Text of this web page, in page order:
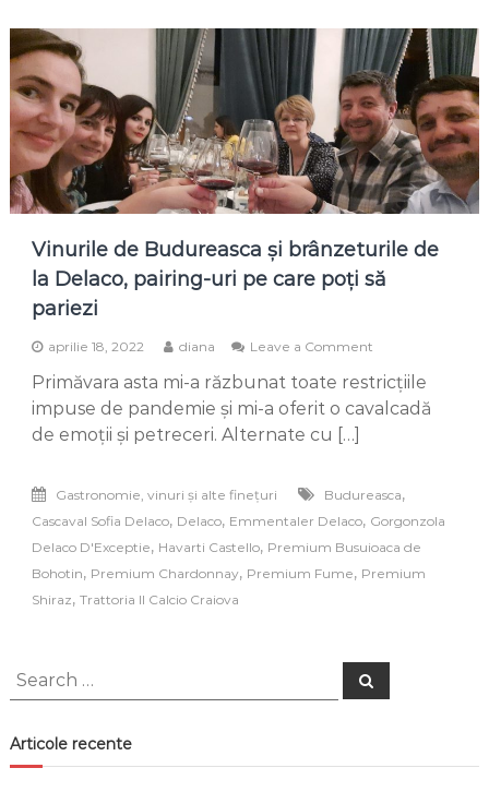
Vinurile de Budureasca și brânzeturile de
la Delaco, pairing-uri pe care poți să
pariezi
aprilie 18, 2022 diana Leave a Comment
de
Budureasca
Delaco,
pairing-
uri
care
Primăvara asta mi-a răzbunat toate restricțiile
impuse de pandemie și mi-a oferit o cavalcadă
de emoții și petreceri. Alternate cu […]
Gastronomie, vinuri și alte finețuri Budureasca,
Cascaval Sofia Delaco, Delaco, Emmentaler Delaco, Gorgonzola
Delaco D'Exceptie, Havarti Castello, Premium Busuioaca de
Bohotin, Premium Chardonnay, Premium Fume, Premium
Shiraz, Trattoria Il Calcio Craiova
Search
for:
Search
Articole recente